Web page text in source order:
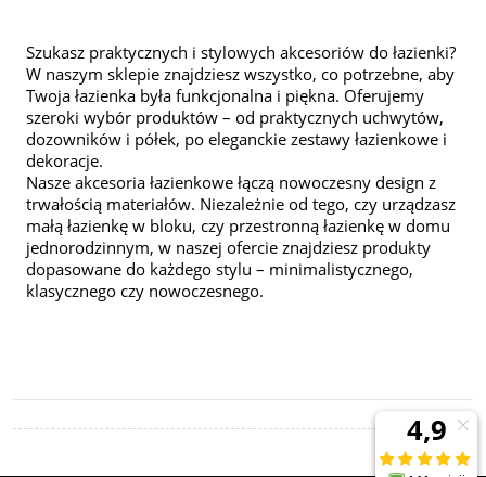
Szukasz praktycznych i stylowych akcesoriów do łazienki?
W naszym sklepie znajdziesz wszystko, co potrzebne, aby
Twoja łazienka była funkcjonalna i piękna. Oferujemy
szeroki wybór produktów – od praktycznych uchwytów,
dozowników i półek, po eleganckie zestawy łazienkowe i
dekoracje.
Nasze akcesoria łazienkowe łączą nowoczesny design z
trwałością materiałów. Niezależnie od tego, czy urządzasz
małą łazienkę w bloku, czy przestronną łazienkę w domu
jednorodzinnym, w naszej ofercie znajdziesz produkty
dopasowane do każdego stylu – minimalistycznego,
klasycznego czy nowoczesnego.